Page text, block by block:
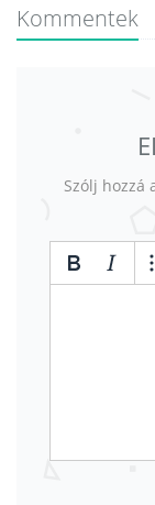
Kommentek
Szólj hozzá